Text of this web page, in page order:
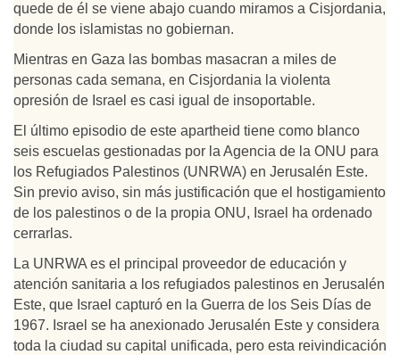
quede de él se viene abajo cuando miramos a Cisjordania,
donde los islamistas no gobiernan.
Mientras en Gaza las bombas masacran a miles de
personas cada semana, en Cisjordania la violenta
opresión de Israel es casi igual de insoportable.
El último episodio de este apartheid tiene como blanco
seis escuelas gestionadas por la Agencia de la ONU para
los Refugiados Palestinos (UNRWA) en Jerusalén Este.
Sin previo aviso, sin más justificación que el hostigamiento
de los palestinos o de la propia ONU, Israel ha ordenado
cerrarlas.
La UNRWA es el principal proveedor de educación y
atención sanitaria a los refugiados palestinos en Jerusalén
Este, que Israel capturó en la Guerra de los Seis Días de
1967. Israel se ha anexionado Jerusalén Este y considera
toda la ciudad su capital unificada, pero esta reivindicación